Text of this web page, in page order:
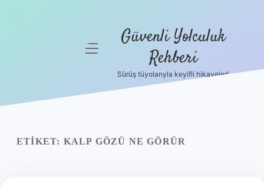
menüyü Güvenli Yolculuk
Rehberi
Sürüş tüyolarıyla keyifli hikayeler!
ETIKET: KALP GÖZÜ NE GÖRÜR